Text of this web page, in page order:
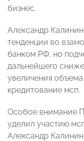
бизнес.
Александр
тенденции во
банком РФ, но
дальнейшего
увеличения
кредитование мсп.
Особое внимание
уделил участию
Александр